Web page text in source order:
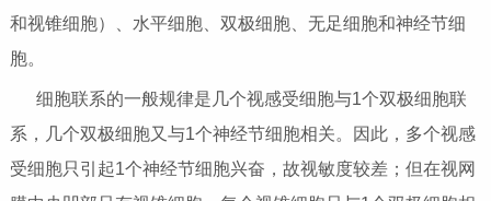
和视锥细胞）、水平细胞、双极细胞、无足细胞和神经节细
胞。
细胞联系的一般规律是几个视感受细胞与1个双极细胞联
系，几个双极细胞又与1个神经节细胞相关。因此，多个视感
受细胞只引起1个神经节细胞兴奋，故视敏度较差；但在视网